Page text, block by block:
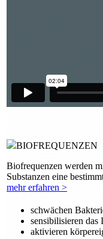
BIOFREQUENZEN
Biofrequenzen werden
Substanzen eine
mehr erfahren >
schwächen
sensibilisieren das
aktivieren